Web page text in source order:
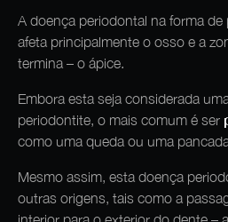
A doença periodontal na forma
afeta principalmente o osso e a
termina – o ápice.
Embora esta seja considerada
periodontite, o mais comum é ser
como uma queda ou uma
Mesmo assim, esta doença
outras origens, tais como a